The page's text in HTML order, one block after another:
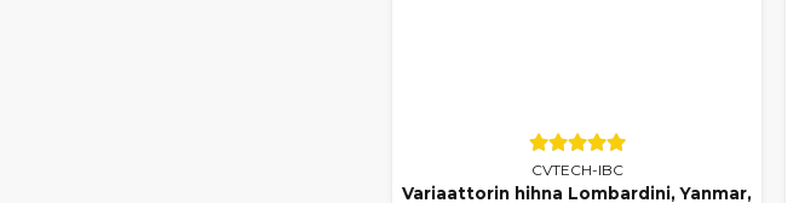
CVTECH-IBC
Variaattorin hihna Lombardini, Yanmar,